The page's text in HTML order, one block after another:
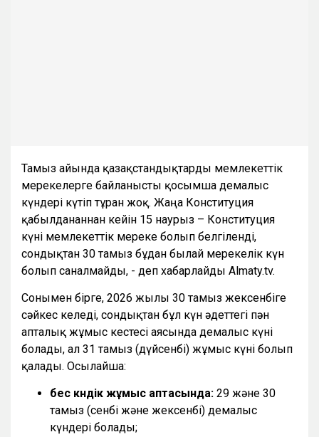
Тамыз айында қазақстандықтарды мемлекеттік
мерекелерге байланысты қосымша демалыс
күндері күтіп тұрған жоқ. Жаңа Конституция
қабылданғаннан кейін 15 наурыз – Конституция
күні мемлекеттік мереке болып белгіленді,
сондықтан 30 тамыз бұдан былай мерекелік күн
болып саналмайды, - деп хабарлайды Almaty.tv.
Сонымен бірге, 2026 жылғы 30 тамыз жексенбіге
сәйкес келеді, сондықтан бұл күн әдеттегі пән
апталық жұмыс кестесі аясында демалыс күні
болады, ал 31 тамыз (дүйсенбі) жұмыс күні болып
қалады. Осылайша:
бес күндік жұмыс аптасында: 29 және 30
тамыз (сенбі және жексенбі) демалыс
күндері болады;